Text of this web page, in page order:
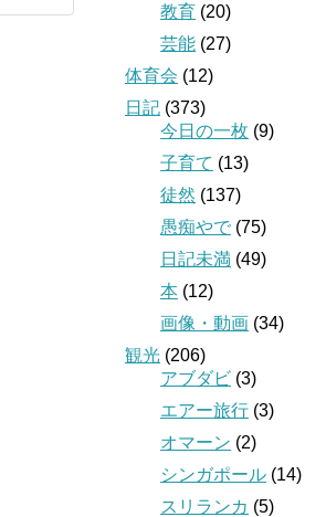
教育 (20)
芸能 (27)
体育会 (12)
日記 (373)
今日の一枚 (9)
子育て (13)
徒然 (137)
愚痴やで (75)
日記未満 (49)
本 (12)
画像・動画 (34)
観光 (206)
アブダビ (3)
エアー旅行 (3)
オマーン (2)
シンガポール (14)
スリランカ (5)